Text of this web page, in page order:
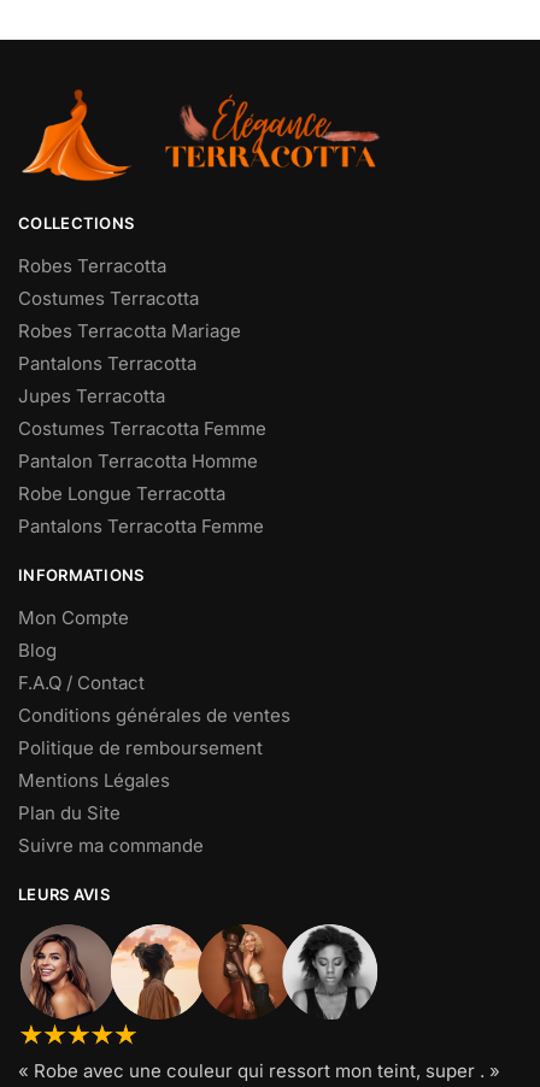
COLLECTIONS
Robes Terracotta
Costumes Terracotta
Robes Terracotta Mariage
Pantalons Terracotta
Jupes Terracotta
Costumes Terracotta Femme
Pantalon Terracotta Homme
Robe Longue Terracotta
Pantalons Terracotta Femme
INFORMATIONS
Mon Compte
Blog
F.A.Q / Contact
Conditions générales de ventes
Politique de remboursement
Mentions Légales
Plan du Site
Suivre ma commande
LEURS AVIS
« Robe avec une couleur qui ressort mon teint, super . »